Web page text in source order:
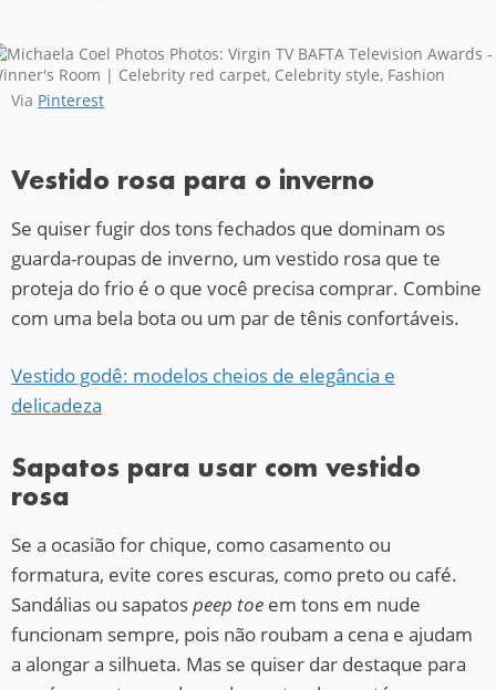
Via Pinterest
Vestido rosa para o inverno
Se quiser fugir dos tons fechados que dominam os
guarda-roupas de inverno, um vestido rosa que te
proteja do frio é o que você precisa comprar. Combine
com uma bela bota ou um par de tênis confortáveis.
Vestido godê: modelos cheios de elegância e
delicadeza
Sapatos para usar com vestido
rosa
Se a ocasião for chique, como casamento ou
formatura, evite cores escuras, como preto ou café.
Sandálias ou sapatospeep toe em tons em nude
funcionam sempre, pois não roubam a cena e ajudam
a alongar a silhueta. Mas se quiser dar destaque para